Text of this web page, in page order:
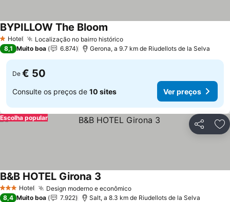
1 Estrelas
Hotel Localização no bairro histórico
BYPILLOW The Bloom
8,1 Muito boa 6.874 Gerona, a 9.7 km de Riudellots de la Selva
De € 50
Consulte os preços de 10 sites Ver preços
Partilhar
Escolha popular
3 EstrelasHotel Design moderno e econômico
B&B HOTEL Girona 3
8,4 Muito boa 7.922 Salt, a 8.3 km de Riudellots de la Selva